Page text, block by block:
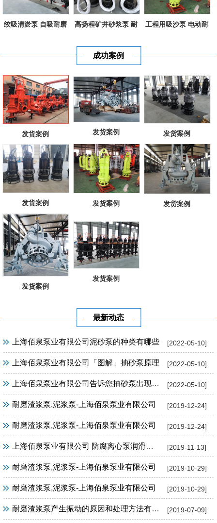
绞吸清淤泵 自吸耐磨
高扬程矿井砂浆泵 耐
工程用吸沙泵 电动耐
成功案例
发货案例 发货案例 发货案例
发货案例 发货案例 发货案例
发货案例
发货案例
最新动态
[2022-05-10]
上海佰泉泵业有限公司泥砂泵的种类有哪些
[2022-05-10]
上海佰泉泵业有限公司「图解」抽砂泵原理
[2022-05-10]
上海佰泉泵业有限公司告诉您抽砂泵出现抽水不畅的原因
[2019-12-24]
耐磨渣浆泵,泥浆泵-上海佰泉泵业有限公司
[2019-12-24]
耐磨渣浆泵,泥浆泵-上海佰泉泵业有限公司
[2019-11-13]
上海佰泉泵业有限公司 防腐离心泵润滑部位知识介绍
[2019-10-29]
耐磨渣浆泵,泥浆泵-上海佰泉泵业有限公司
[2019-10-29]
耐磨渣浆泵,泥浆泵-上海佰泉泵业有限公司
[2019-07-09]
耐磨渣浆泵产生振动的原因和处理方法有哪些？